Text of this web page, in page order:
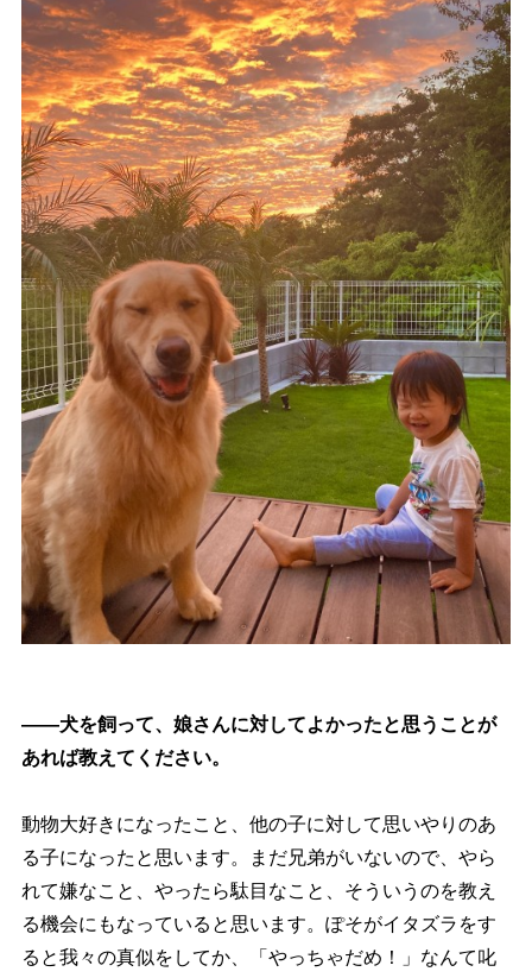
――犬を飼って、娘さんに対してよかったと思うことが
あれば教えてください。
動物大好きになったこと、他の子に対して思いやりのあ
る子になったと思います。まだ兄弟がいないので、やら
れて嫌なこと、やったら駄目なこと、そういうのを教え
る機会にもなっていると思います。ぽそがイタズラをす
ると我々の真似をしてか、「やっちゃだめ！」なんて叱